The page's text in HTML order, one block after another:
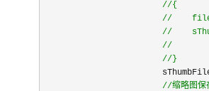
//{
//
//
//
//}
//缩略图保